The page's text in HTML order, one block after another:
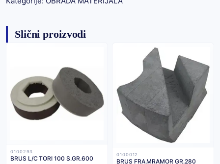
Slični proizvodi
0100293
BRUS L/C TORI 100 S.GR.600
0100012
BRUS FRA.MRAMOR GR.280